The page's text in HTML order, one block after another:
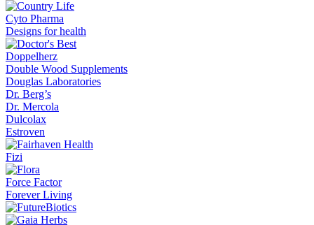
Cyto Pharma
Designs for health
Doppelherz
Double Wood Supplements
Douglas Laboratories
Dr. Berg’s
Dr. Mercola
Dulcolax
Estroven
Fizi
Force Factor
Forever Living